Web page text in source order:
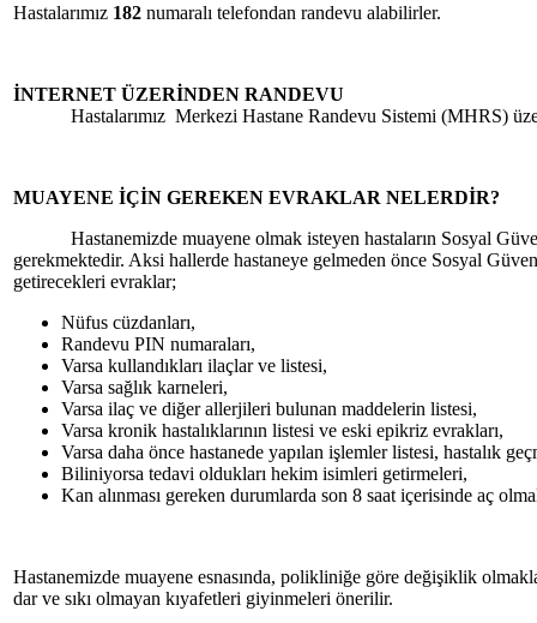
Hastalarımız 182 numaralı telefondan randevu alabilirler.
İNTERNET ÜZERİNDEN RANDEVU
Hastalarımız Merkezi Hastane Randevu Sistemi (MHRS)
MUAYENE İÇİN GEREKEN EVRAKLAR NELERDİR?
Hastanemizde muayene olmak isteyen hastaların Sosyal
gerekmektedir. Aksi hallerde hastaneye gelmeden önce Sosyal
getirecekleri evraklar;
Nüfus cüzdanları,
Randevu PIN numaraları,
Varsa kullandıkları ilaçlar ve listesi,
Varsa sağlık karneleri,
Varsa ilaç ve diğer allerjileri bulunan maddelerin listesi,
Varsa kronik hastalıklarının listesi ve eski epikriz evrakları,
Varsa daha önce hastanede yapılan işlemler listesi, hastalık
Biliniyorsa tedavi oldukları hekim isimleri getirmeleri,
Kan alınması gereken durumlarda son 8 saat içerisinde aç
Hastanemizde muayene esnasında, polikliniğe göre değişiklik
dar ve sıkı olmayan kıyafetleri giyinmeleri önerilir.